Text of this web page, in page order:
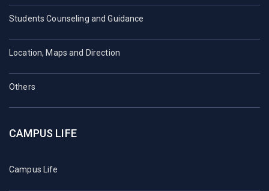
Students Counseling and Guidance
Location, Maps and Direction
Others
CAMPUS LIFE
Campus Life